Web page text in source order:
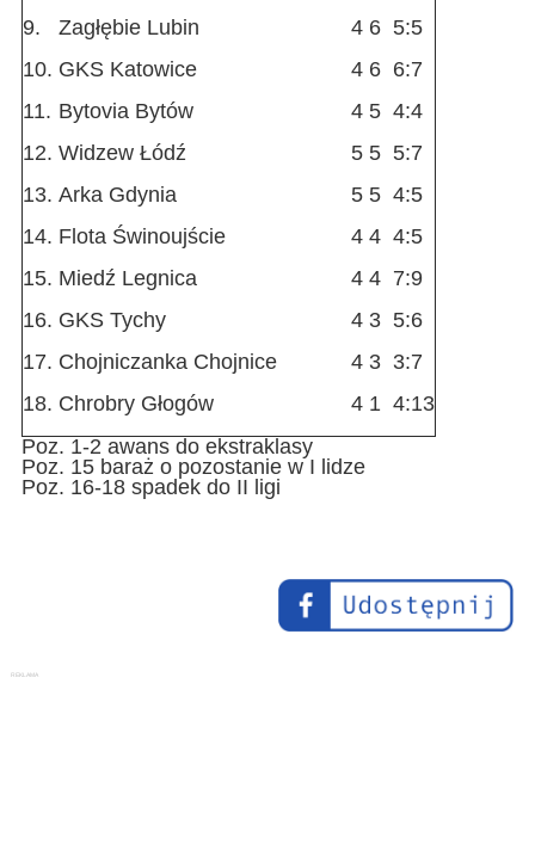
9.
Zagłębie Lubin 46 5:5
10. GKS Katowice 46 6:7
11. Bytovia Bytów 45 4:4
12. Widzew Łódź 55 5:7
13. Arka Gdynia 55 4:5
14. Flota Świnoujście 44 4:5
15. Miedź Legnica 44 7:9
16. GKS Tychy 43 5:6
17. Chojniczanka Chojnice 43 3:7
18. Chrobry Głogów 41 4:13
Poz. 1-2 awans do ekstraklasy
Poz. 15 baraż o pozostanie w I lidze
Poz. 16-18 spadek do II ligi